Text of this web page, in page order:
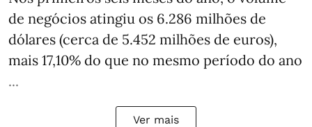
de negócios atingiu os 6.286 milhões de
dólares (cerca de 5.452 milhões de euros),
mais 17,10% do que no mesmo período do ano
...
Ver mais